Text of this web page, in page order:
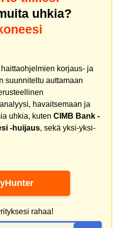
uhkia?
korjaus- ja
suunniteltu auttamaan
havaitsemaan ja
uhkia, kuten CIMB Bank -
-huijaus, sekä yksi-yksi-
rahaa!